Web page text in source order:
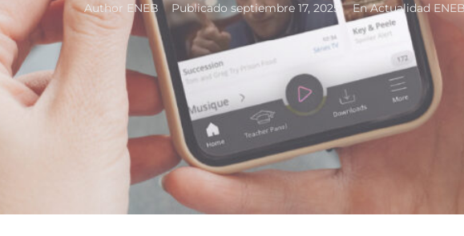
Author ENEB Publicado septiembre 17, 2025 En Actualidad